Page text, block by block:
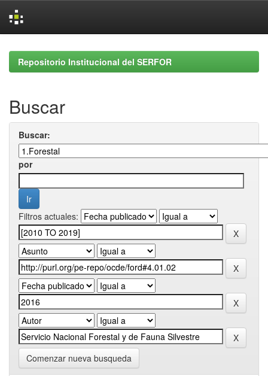
navigationRepositorio Institucional del SERFOR
Buscar
Buscar:
por
Filtros actuales:
Comenzar nueva busqueda